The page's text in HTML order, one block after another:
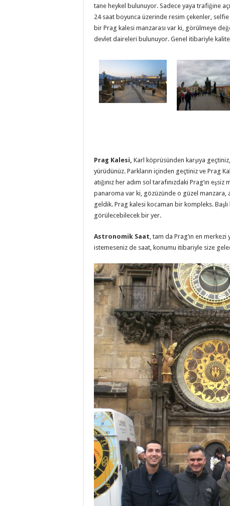
tane heykel bulunuyor. Sadece yaya trafiğine
24 saat boyunca üzerinde resim çekenler,
bir Prag kalesi manzarası var ki, görülmeye
devlet daireleri bulunuyor. Genel itibariyle kalite
Prag Kalesi, Karl köprüsünden karşıya
yürüdünüz. Parkların içinden geçtiniz ve Prag
atığınız her adım sol tarafınızdaki Prag’ın
panaroma var ki, gözüzünde o güzel manzara,
geldik. Prag kalesi kocaman bir kompleks.
görülecebilecek bir yer.
Astronomik Saat, tam da Prag’ın en
istemeseniz de saat, konumu itibariyle size